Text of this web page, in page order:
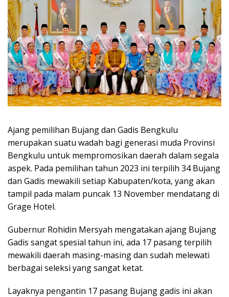
Ajang pemilihan Bujang dan Gadis Bengkulu
merupakan suatu wadah bagi generasi muda Provinsi
Bengkulu untuk mempromosikan daerah dalam segala
aspek. Pada pemilihan tahun 2023 ini terpilih 34 Bujang
dan Gadis mewakili setiap Kabupaten/kota, yang akan
tampil pada malam puncak 13 November mendatang di
Grage Hotel.
Gubernur Rohidin Mersyah mengatakan ajang Bujang
Gadis sangat spesial tahun ini, ada 17 pasang terpilih
mewakili daerah masing-masing dan sudah melewati
berbagai seleksi yang sangat ketat.
Layaknya pengantin 17 pasang Bujang gadis ini akan